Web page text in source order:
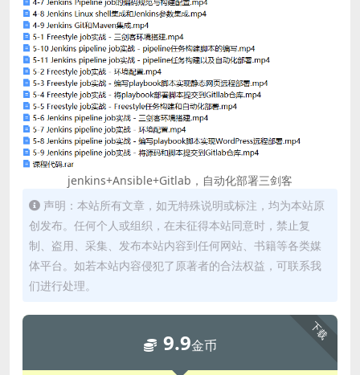
jenkins+Ansible+Gitlab，自动化部署三剑客
声明：本站所有文章，如无特殊说明或标注，均为本站原
创发布。任何个人或组织，在未征得本站同意时，禁止复
制、盗用、采集、发布本站内容到任何网站、书籍等各类媒
体平台。如若本站内容侵犯了原著者的合法权益，可联系我
们进行处理。
下载
9.9金币